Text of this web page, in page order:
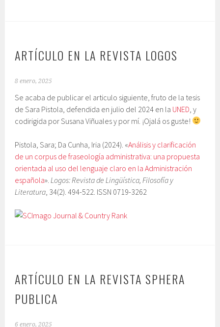
ARTÍCULO EN LA REVISTA LOGOS
8 enero, 2025
Se acaba de publicar el articulo siguiente, fruto de la tesis
de Sara Pistola, defendida en julio del 2024 en la UNED , y
codirigida por Susana Viñuales y por mí. ¡Ojalá os guste!
Pistola, Sara; Da Cunha, Iria (2024). «Análisis y clarificación
de un corpus de fraseología administrativa: una propuesta
orientada al uso del lenguaje claro en la Administración
española». Logos: Revista de Lingüística, Filosofía y
Literatura , 34(2). 494-522. ISSN 0719-3262
ARTÍCULO EN LA REVISTA SPHERA
PUBLICA
6 enero, 2025